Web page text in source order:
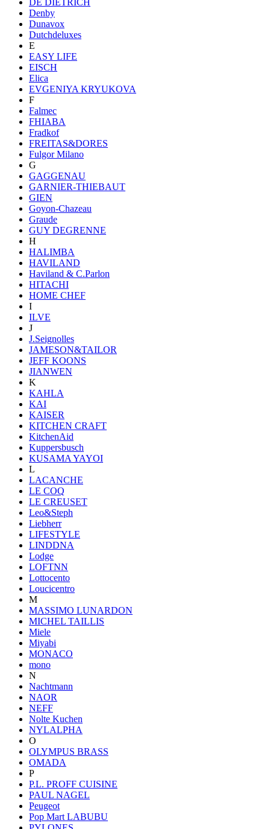
Denby
Dunavox
Dutchdeluxes
E
EASY LIFE
EISCH
Elica
EVGENIYA KRYUKOVA
F
Falmec
FHIABA
Fradkof
FREITAS&DORES
Fulgor Milano
G
GAGGENAU
GARNIER-THIEBAUT
GIEN
Goyon-Chazeau
Graude
GUY DEGRENNE
H
HALIMBA
HAVILAND
Haviland & C.Parlon
HITACHI
HOME CHEF
I
ILVE
J
J.Seignolles
JAMESON&TAILOR
JEFF KOONS
JIANWEN
K
KAHLA
KAI
KAISER
KITCHEN CRAFT
KitchenAid
Kuppersbusch
KUSAMA YAYOI
L
LACANCHE
LE COQ
LE CREUSET
Leo&Steph
Liebherr
LIFESTYLE
LINDDNA
Lodge
LOFTNN
Lottocento
Loucicentro
M
MASSIMO LUNARDON
MICHEL TAILLIS
Miele
Miyabi
MONACO
mono
N
Nachtmann
NAOR
NEFF
Nolte Kuchen
NYLALPHA
O
OLYMPUS BRASS
OMADA
P
P.L. PROFF CUISINE
PAUL NAGEL
Peugeot
Pop Mart LABUBU